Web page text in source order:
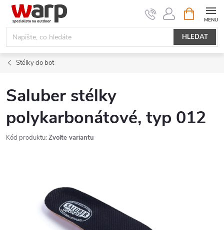
Přejít
obsah
HLEDAT
NÁKUPNÍ
KOŠÍK
Stélky do bot
Saluber stélky
polykarbonátové, typ 012
Kód produktu: Zvolte variantu